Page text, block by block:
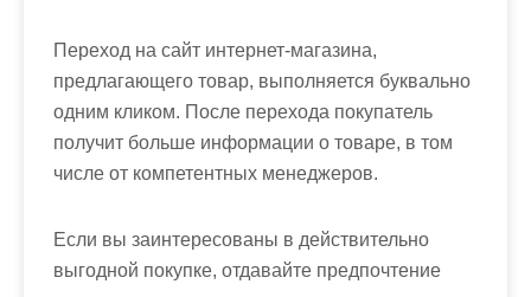
Переход на сайт интернет-магазина,
предлагающего товар, выполняется буквально
одним кликом. После перехода покупатель
получит больше информации о товаре, в том
числе от компетентных менеджеров.
Если вы заинтересованы в действительно
выгодной покупке, отдавайте предпочтение